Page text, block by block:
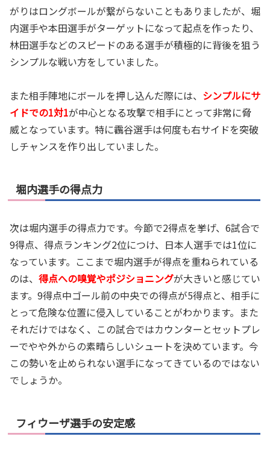
がりはロングボールが繋がらないこともありましたが、堀
内選手や本田選手がターゲットになって起点を作ったり、
林田選手などのスピードのある選手が積極的に背後を狙う
シンプルな戦い方をしていました。
また相手陣地にボールを押し込んだ際には、 シンプルにサ
イドでの1対1が中心となる攻撃で相手にとって非常に脅
威となっています。特に靏谷選手は何度も右サイドを突破
しチャンスを作り出していました。
堀内選手の得点力
次は堀内選手の得点力です。今節で2得点を挙げ、 6試合で
9得点、得点ランキング2位につけ、日本人選手では1位に
なっています。ここまで堀内選手が得点を重ねられている
のは、 得点への嗅覚やポジショニングが大きいと感じてい
ます。 9得点中ゴール前の中央での得点が5得点と、相手に
とって危険な位置に侵入していることがわかります。また
それだけではなく、この試合ではカウンターとセットプレ
ーでやや外からの素晴らしいシュートを決めています。今
この勢いを止められない選手になってきているのではない
でしょうか。
フィウーザ選手の安定感